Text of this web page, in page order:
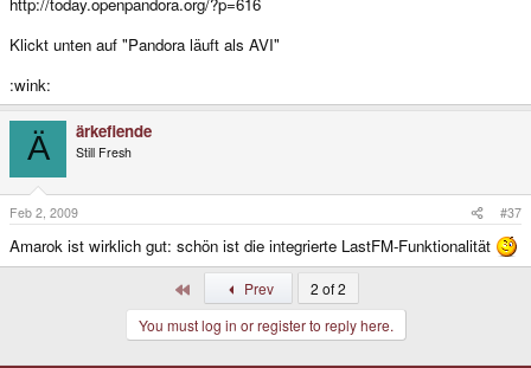
Klickt unten auf "Pandora läuft als AVI"
:wink:
Ä ärkefiende
Still Fresh
Feb 2, 2009 #37
Amarok ist wirklich gut: schön ist die integrierte LastFM-Funktionalität
Prev
2 of 2
You must log in or register to reply here.